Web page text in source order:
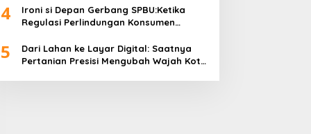
4
Ironi si Depan Gerbang SPBU:Ketika
Regulasi Perlindungan Konsumen
5
Dari Lahan ke Layar Digital: Saatnya
Pertanian Presisi Mengubah Wajah Kota